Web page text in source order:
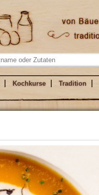
Kochkurse Tradition